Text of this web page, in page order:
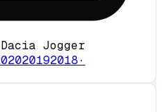
Jogger
20192018·